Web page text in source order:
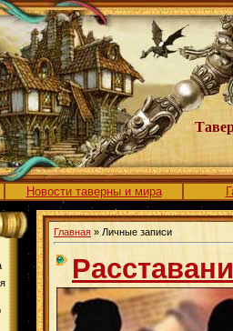
Новости таверны и мира
Главная » Личные записи